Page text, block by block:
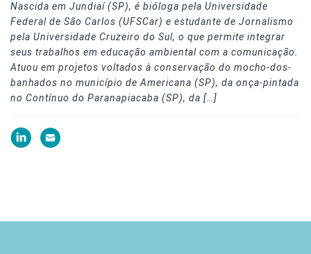
Nascida em Jundiaí (SP), é bióloga pela Universidade
Federal de São Carlos (UFSCar) e estudante de Jornalismo
pela Universidade Cruzeiro do Sul, o que permite integrar
seus trabalhos em educação ambiental com a comunicação.
Atuou em projetos voltados à conservação do mocho-dos-
banhados no município de Americana (SP), da onça-pintada
no Contínuo do Paranapiacaba (SP), da […]